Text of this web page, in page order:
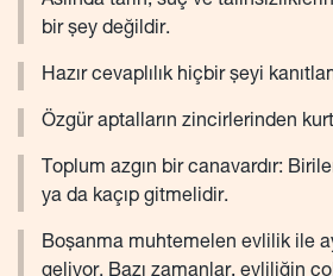
bir şey değildir.
Hazır cevaplılık hiçbir şeyi
Özgür aptalların zincirlerinden
Toplum azgın bir canavardır:
ya da kaçıp gitmelidir.
Boşanma muhtemelen evlilik ile